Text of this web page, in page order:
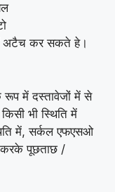
में अटैच कर सकते हे।
में दस्तावेजों में से
भी स्थिति में
में, सर्कल एफएसओ
करके पूछताछ /